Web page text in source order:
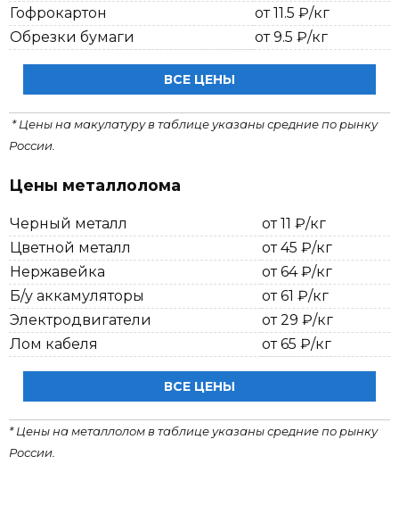
Гофрокартон
от 11.5 ₽/кг
Обрезки бумаги
от 9.5 ₽/кг
ВСЕ ЦЕНЫ
* Цены на макулатуру в таблице указаны средние по рынку
России.
Цены металлолома
Черный металл
от 11 ₽/кг
Цветной металл
от 45 ₽/кг
Нержавейка
от 64 ₽/кг
Б/у аккамуляторы
от 61 ₽/кг
Электродвигатели
от 29 ₽/кг
Лом кабеля
от 65 ₽/кг
ВСЕ ЦЕНЫ
* Цены на металлолом в таблице указаны средние по рынку
России.